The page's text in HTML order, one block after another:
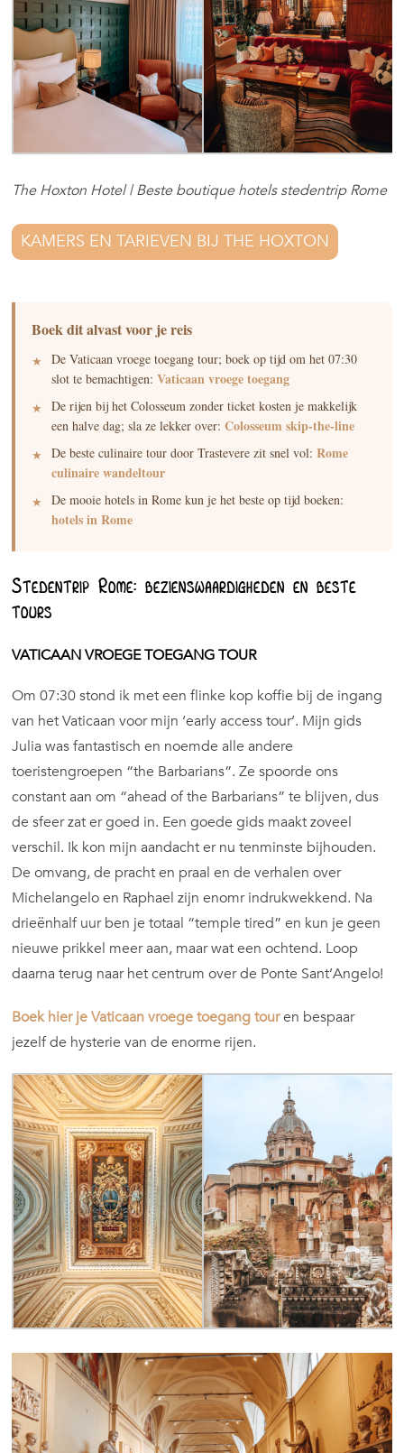
The Hoxton Hotel | Beste boutique hotels stedentrip Rome
KAMERS EN TARIEVEN BIJ THE HOXTON
Boek dit alvast voor je reis
De Vaticaan vroege toegang tour; boek op tijd om het 07:30
slot te bemachtigen:Vaticaan vroege toegang
De rijen bij het Colosseum zonder ticket kosten je makkelijk
een halve dag; sla ze lekker over:Colosseum skip-the-line
De beste culinaire tour door Trastevere zit snel vol:Rome
culinaire wandeltour
De mooie hotels in Rome kun je het beste op tijd boeken:
hotels in Rome
Stedentrip Rome: bezienswaardigheden en beste
tours
VATICAAN VROEGE TOEGANG TOUR
Om 07:30 stond ik met een flinke kop koffie bij de ingang
van het Vaticaan voor mijn ‘early access tour’. Mijn gids
Julia was fantastisch en noemde alle andere
toeristengroepen “the Barbarians”. Ze spoorde ons
constant aan om “ahead of the Barbarians” te blijven, dus
de sfeer zat er goed in. Een goede gids maakt zoveel
verschil. Ik kon mijn aandacht er nu tenminste bijhouden.
De omvang, de pracht en praal en de verhalen over
Michelangelo en Raphael zijn enomr indrukwekkend. Na
drieënhalf uur ben je totaal “temple tired” en kun je geen
nieuwe prikkel meer aan, maar wat een ochtend. Loop
daarna terug naar het centrum over de Ponte Sant’Angelo!
Boek hier je Vaticaan vroege toegang touren bespaar
jezelf de hysterie van de enorme rijen.